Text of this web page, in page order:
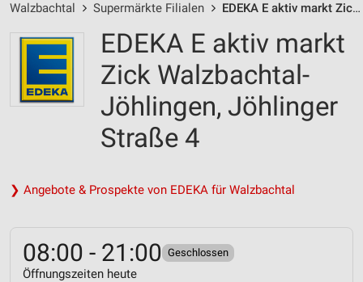
Walzbachtal Supermärkte Filialen EDEKA E aktiv markt Zick Walzbachtal-Jöhlingen / Jöhlinger Straße 4 - Öffnungszeiten & Adresse
EDEKA E aktiv markt
Zick Walzbachtal-
Jöhlingen, Jöhlinger
Straße 4
❯ Angebote & Prospekte von EDEKA für Walzbachtal
08:00 - 21:00 Geschlossen
Öffnungszeiten heute